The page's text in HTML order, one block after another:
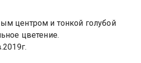
центром и тонкой голубой
цветение.